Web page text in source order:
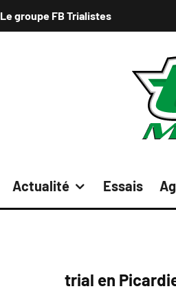
Le groupe FB Trialistes
Actualité Essais
trial en